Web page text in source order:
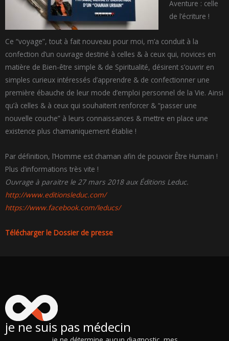
Aventure : celle
de l’écriture !
Ce “voyage”, tout à fait nouveau pour moi, m’a conduit à la
confection d’un ouvrage destiné à celles & à ceux qui, novices en
matière de Bien-être simple & de Spiritualité, désirent s’ouvrir en
simples curieux intéressés d’apprendre & de confectionner une
première ébauche de leur mode d’emploi personnel de la Vie. Ainsi
qu’à celles & à ceux qui souhaitent renforcer & “passer une
nouvelle couche” à leurs connaissances & mettre en place une
existence plus chamaniquement établie !
Par définition, l’Homme est chaman afin de pouvoir Être Humain !
Plus d’informations très vite !
Ouvrage à paraitre le 27 mars 2018 aux Éditions Leduc.
http://www.editionsleduc.com/
https://www.facebook.com/leducs/
Télécharger le Dossier de presse
je ne suis pas médecin